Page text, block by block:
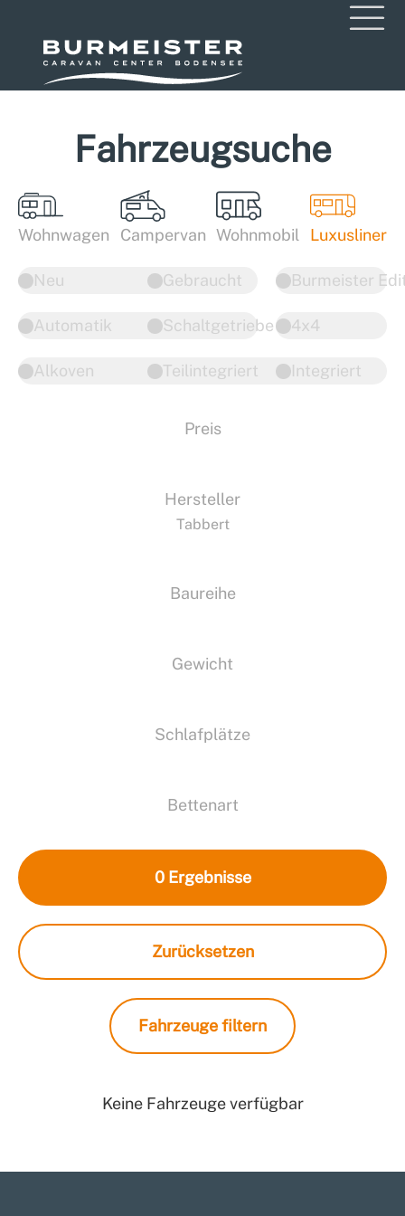
Fahrzeugsuche
Wohnwagen Campervan Wohnmobil Luxusliner
Neu Gebraucht
4x4
Automatik Schaltgetriebe
Burmeister
Alkoven Teilintegriert Integriert
Preis
Hersteller
Tabbert
Baureihe
Gewicht
Schlafplätze
Bettenart
0 Ergebnisse
Zurücksetzen
Fahrzeuge filtern
Keine Fahrzeuge verfügbar